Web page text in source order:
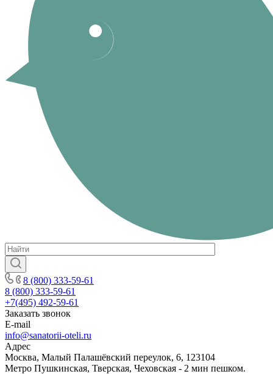
8 (800) 333-59-61
8 (800) 333-59-61
+7(495) 492-59-61
Заказать звонок
E-mail
info@sanatorii-oteli.ru
Адрес
Москва, Малый Палашёвский переулок, 6, 123104
Метро Пушкинская, Тверская, Чеховская - 2 мин пешком.